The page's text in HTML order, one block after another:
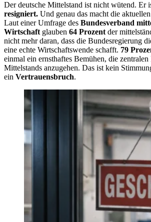
Der deutsche Mittelstand ist nicht wütend. Er
resigniert. Und genau das macht die
Laut einer Umfrage des Bundesverband
Wirtschaft glauben 64 Prozent der
nicht mehr daran, dass die Bundesregierung
eine echte Wirtschaftswende schafft. 79
einmal ein ernsthaftes Bemühen, die zentralen
Mittelstands anzugehen. Das ist kein
ein Vertrauensbruch.